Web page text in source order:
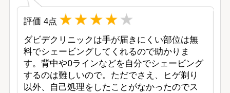
評価 4点
ダビデクリニックは手が届きにくい部位は無
料でシェービングしてくれるので助かりま
す。背中やOラインなどを自分でシェービング
するのは難しいので。ただでさえ、ヒゲ剃り
以外、自己処理をしたことがなかったのでス